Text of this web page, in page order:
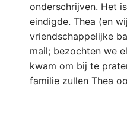
onderschrijven. Het
eindigde. Thea (en
vriendschappelijke
mail; bezochten we
kwam om bij te
familie zullen Thea